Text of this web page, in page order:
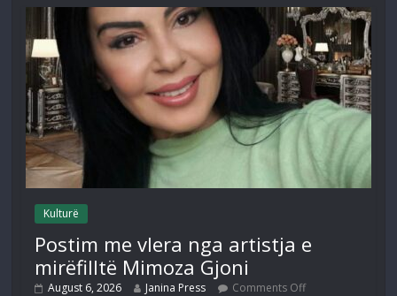
Kulturë
Postim me vlera nga artistja e
mirëfilltë Mimoza Gjoni
August 6, 2026 Janina Press Comments Off